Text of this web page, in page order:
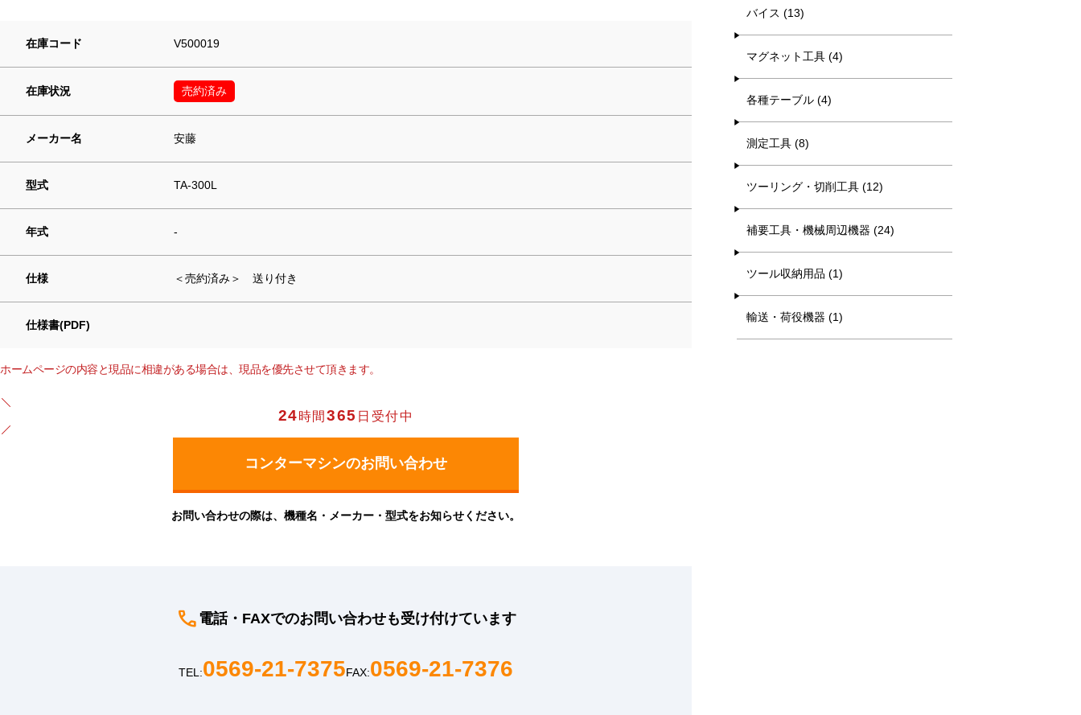
在庫コード V500019
在庫状況 売約済み
メーカー名 安藤
型式 TA-300L
年式 -
仕様 ＜売約済み＞ 送り付き
仕様書(PDF)
ホームページの内容と現品に相違がある場合は、現品を優先させて頂きます。
24時間365 日受付中
お問い合わせの際は、機種名・メーカー・型式をお知らせください。
電話・FAXでのお問い合わせも受け付けています
TEL:0569-21-7375FAX:0569-21-7376
バイス (13)
マグネット工具 (4)
各種テーブル (4)
測定工具 (8)
ツーリング・切削工具 (12)
補要工具・機械周辺機器 (24)
ツール収納用品 (1)
輸送・荷役機器 (1)